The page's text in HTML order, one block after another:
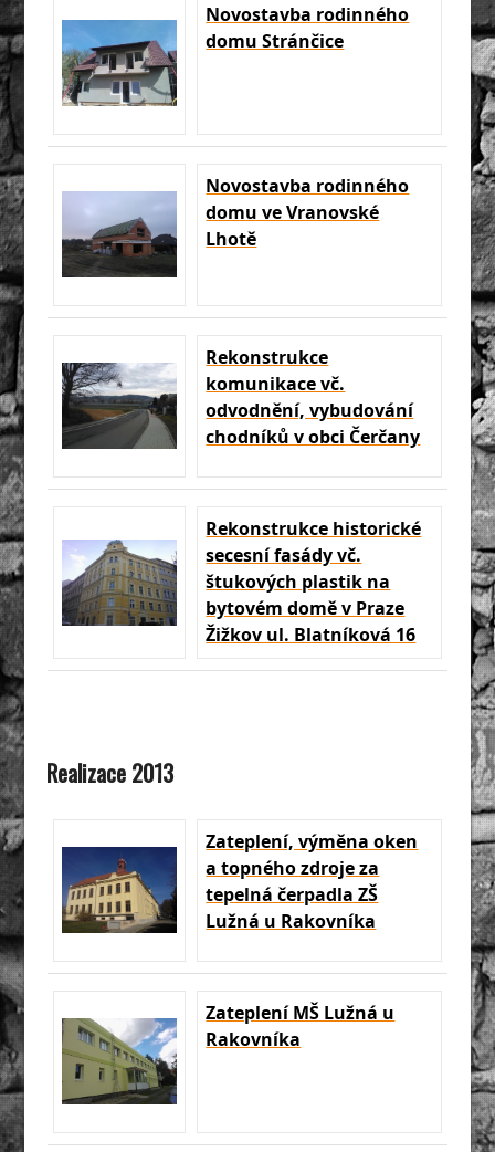
Novostavba rodinného
domu Stránčice
Novostavba rodinného
domu ve Vranovské
Lhotě
Rekonstrukce
komunikace vč.
odvodnění, vybudování
chodníků v obci Čerčany
Rekonstrukce historické
secesní fasády vč.
štukových plastik na
bytovém domě v Praze
Žižkov ul. Blatníková 16
Realizace 2013
Zateplení, výměna oken
a topného zdroje za
tepelná čerpadla ZŠ
Lužná u Rakovníka
Zateplení MŠ Lužná u
Rakovníka